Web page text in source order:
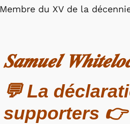
Membre du XV de la
𝑺𝒂𝒎𝒖𝒆𝒍
💬 La
supporters 👉